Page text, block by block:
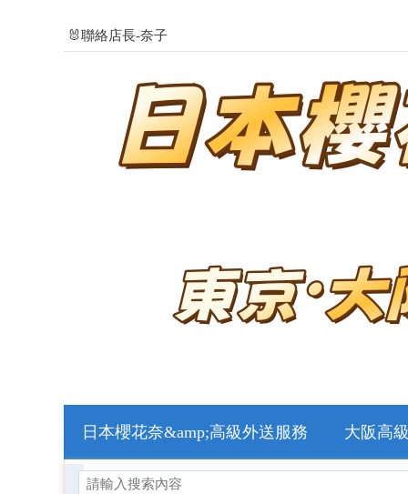
🐰聯絡店長-奈子
日本櫻花奈&amp;高級外送服務 大阪高